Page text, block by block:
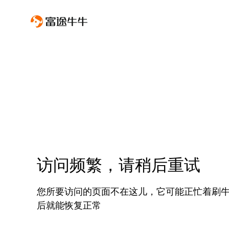
访问频繁，请稍后重试
您所要访问的页面不在这儿，它可能正忙着刷
后就能恢复正常